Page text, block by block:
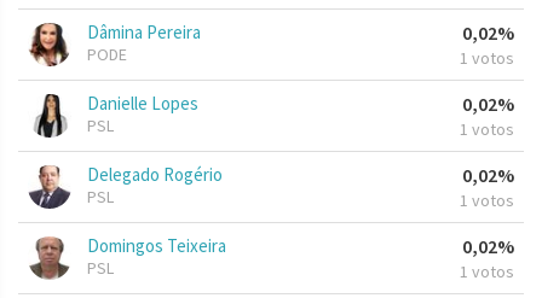
Dâmina Pereira
PODE
0,02%
1 votos
Danielle Lopes
PSL
0,02%
1 votos
Delegado Rogério
PSL
0,02%
1 votos
Domingos Teixeira
PSL
0,02%
1 votos